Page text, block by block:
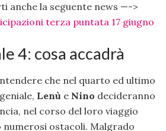
anche la seguente news —->
terza puntata 17 giugno
4: cosa accadrà
che nel quarto ed ultimo
Lenù e Nino decideranno
nel corso del loro viaggio
ostacoli. Malgrado